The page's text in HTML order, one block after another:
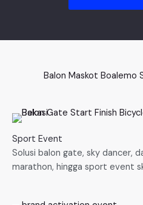
Balon Maskot Boalemo
Sport Event
Solusi balon gate, sky dancer,
marathon, hingga sport event